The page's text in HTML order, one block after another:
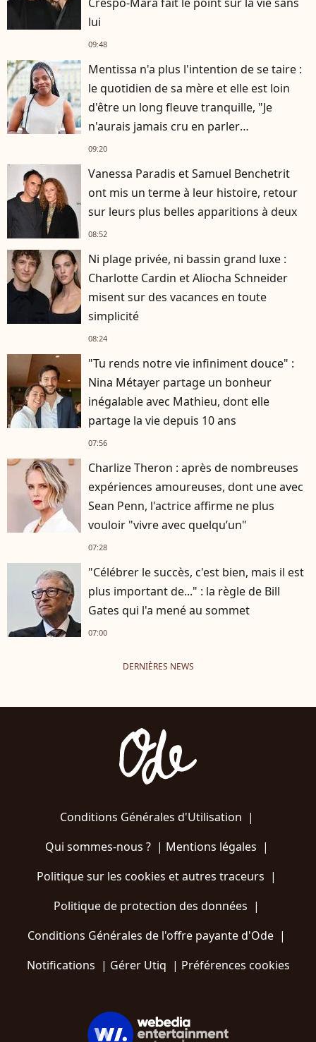
lui
09:48
Mentissa n'a plus l'intention de se taire :
le quotidien de sa mère et elle est loin
d'être un long fleuve tranquille, "Je
n'aurais jamais cru en parler
publiquement"
09:20
Vanessa Paradis et Samuel Benchetrit
ont mis un terme à leur histoire, retour
sur leurs plus belles apparitions à deux
08:52
Ni plage privée, ni bassin grand luxe :
Charlotte Cardin et Aliocha Schneider
misent sur des vacances en toute
simplicité
08:24
"Tu rends notre vie infiniment douce" :
Nina Métayer partage un bonheur
inégalable avec Mathieu, dont elle
partage la vie depuis 10 ans
07:56
Charlize Theron : après de nombreuses
expériences amoureuses, dont une avec
Sean Penn, l'actrice affirme ne plus
vouloir "vivre avec quelqu’un"
07:28
"Célébrer le succès, c'est bien, mais il est
plus important de..." : la règle de Bill
Gates qui l'a mené au sommet
07:00
DERNIÈRES NEWS
Conditions Générales d'Utilisation |
Qui sommes-nous ?| Mentions légales |
Politique sur les cookies et autres traceurs |
Politique de protection des données |
Conditions Générales de l'offre payante d'Ode |
Notifications | Gérer Utiq | Préférences cookies